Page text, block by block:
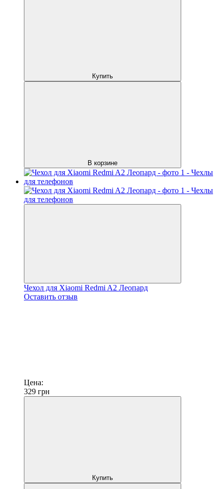
Купить
В корзине
Чехол для Xiaomi Redmi A2 Леопард
Оставить отзыв
Цена:
329 грн
Купить